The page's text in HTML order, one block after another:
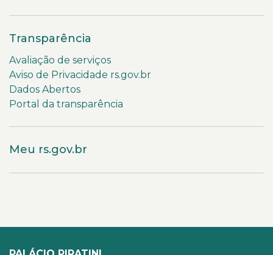
Transparência
Avaliação de serviços
Aviso de Privacidade rs.gov.br
Dados Abertos
Portal da transparência
Meu rs.gov.br